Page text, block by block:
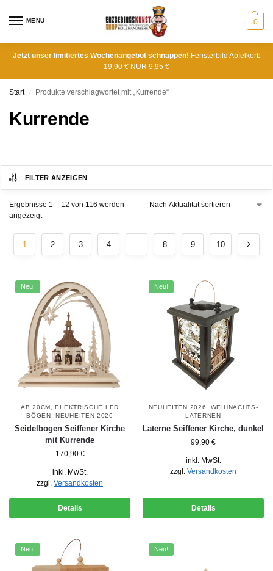
MENU 0
Jetzt unser limitiertes Wochenangebot schnappen! Fensterbild Apfelkorb
19,90 € NUR 9,95 €
Start / Produkte verschlagwortet mit „Kurrende“
Kurrende
FILTER ANZEIGEN
Ergebnisse 1 – 12 von 116 werden
angezeigt
1 2 3 4 … 8 9 10
Neu!
AB 20CM ,ELEKTRISCHE LED
BÖGEN ,NEUHEITEN 2026
Seidelbogen Seiffener Kirche
mit Kurrende
170,90 €
inkl. MwSt.
zzgl. Versandkosten
Details
Neu!
NEUHEITEN 2026
WEIHNACHTS-
LATERNEN
Laterne Seiffener Kirche, dunkel
99,90 €
inkl. MwSt.
zzgl. Versandkosten
Details
Neu! Neu!